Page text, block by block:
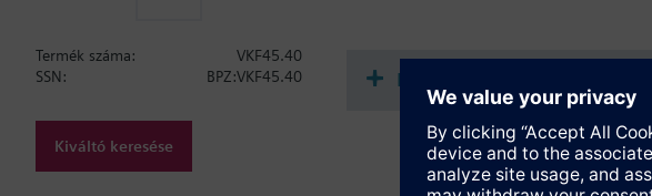
Termék száma:
VKF45.40
SSN:
BPZ:VKF45.40
Kiváltó keresése
Dokumentumok